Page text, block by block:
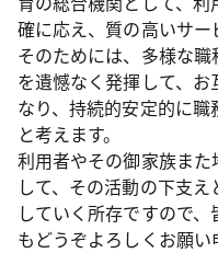
確に応え、質の高いサー
そのためには、多様な
を遺憾なく発揮して、
なり、持続的安定的に
と考えます。
利用者やその御家族ま
して、その活動の下支
していく所存ですので
もどうぞよろしくお願い